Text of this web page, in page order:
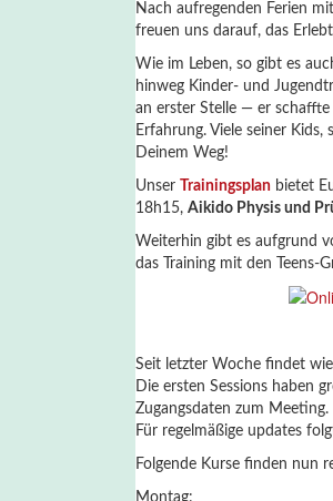
Nach aufregenden Ferien
freuen uns darauf, das
Wie im Leben, so gibt es
hinweg Kinder- und
an erster Stelle — er schaffte
Erfahrung. Viele seiner
Deinem Weg!
Unser Trainingsplan bietet
18h15, Aikido Physis und
Weiterhin gibt es aufgrund
das Training mit den Teens-
Seit letzter Woche findet
Die ersten Sessions haben
Zugangsdaten zum Meeting.
Für regelmäßige updates
Folgende Kurse finden nun